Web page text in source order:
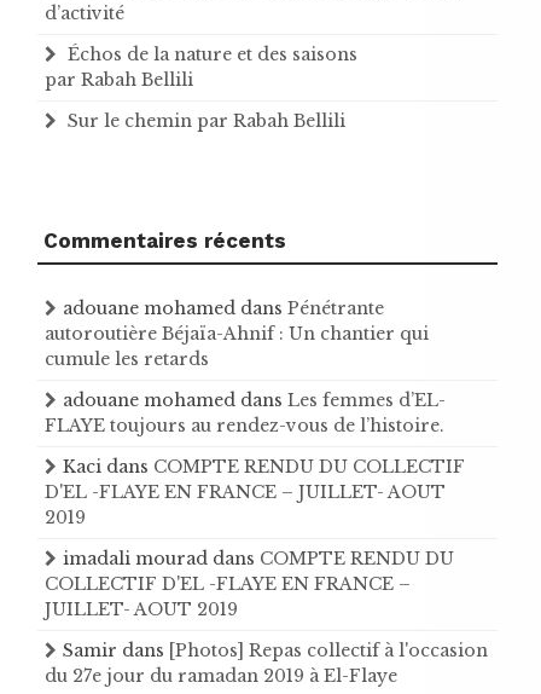
d’activité
Échos de la nature et des saisons
par Rabah Bellili
Sur le chemin par Rabah Bellili
Commentaires récents
adouane mohamed dans Pénétrante
autoroutière Béjaïa-Ahnif : Un chantier qui
cumule les retards
adouane mohamed dans Les femmes d’EL-
FLAYE toujours au rendez-vous de l’histoire .
Kaci dans COMPTE RENDU DU COLLECTIF
D'EL -FLAYE EN FRANCE – JUILLET- AOUT
2019
imadali mourad dans COMPTE RENDU DU
COLLECTIF D'EL -FLAYE EN FRANCE –
JUILLET- AOUT 2019
Samir dans [Photos] Repas collectif à l'occasion
du 27e jour du ramadan 2019 à El-Flaye